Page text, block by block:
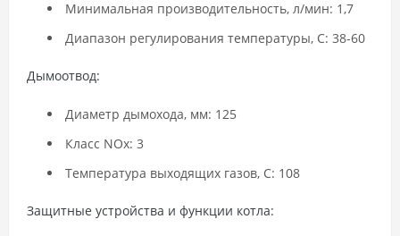
Минимальная производительность, л/мин: 1,7
Диапазон регулирования температуры, С: 38-60
Дымоотвод:
Диаметр дымохода, мм: 125
Класс NOx: 3
Температура выходящих газов, С: 108
Защитные устройства и функции котла: